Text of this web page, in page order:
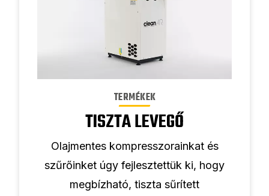
TERMÉKEK
TISZTA LEVEGŐ
Olajmentes kompresszorainkat és
szűrőinket úgy fejlesztettük ki, hogy
megbízható, tiszta sűrített